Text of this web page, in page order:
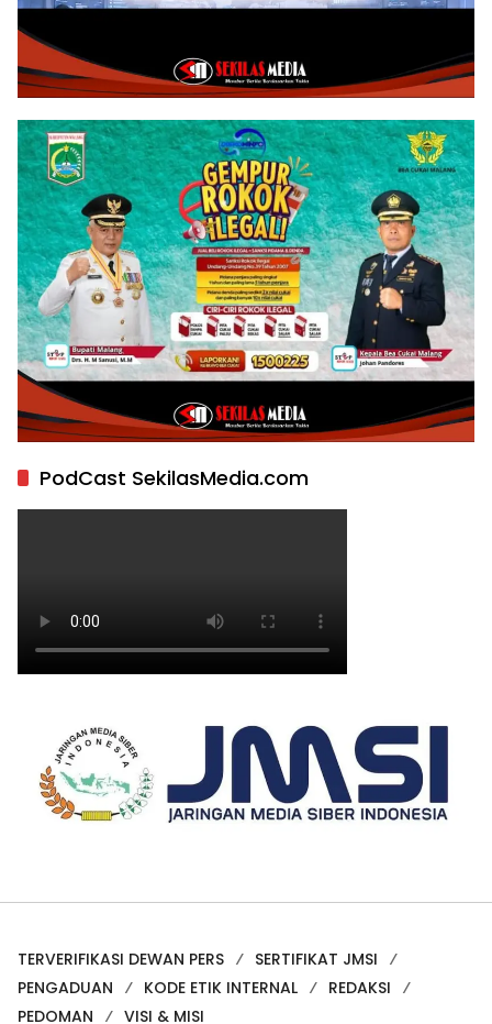
PodCast SekilasMedia.com
TERVERIFIKASI DEWAN PERS
SERTIFIKAT JMSI
PENGADUAN
KODE ETIK INTERNAL
REDAKSI
PEDOMAN
VISI & MISI